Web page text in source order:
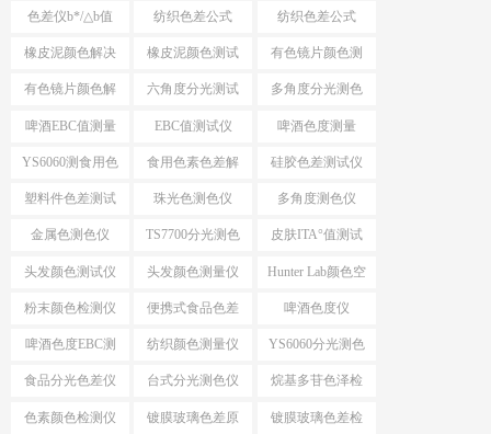
试 试仪
色差仪b*/△b值 纺织色差公式
ΔE*CMC
纺织色差公式
△E*94
橡皮泥颜色解决
方案
橡皮泥颜色测试
仪
有色镜片颜色测
量
有色镜片颜色解
决方案
六角度分光测试 多角度分光测色
仪
啤酒EBC值测量 EBC值测试仪 啤酒色度测量
YS6060测食用色
素颜色
食用色素色差解
决方案
硅胶色差测试仪
塑料件色差测试
仪
珠光色测色仪 多角度测色仪
金属色测色仪 TS7700分光测色
测ITA°值
皮肤ITA°值测试
仪
头发颜色测试仪 头发颜色测量仪 Hunter Lab颜色空
间
粉末颜色检测仪 便携式食品色差
仪
啤酒色度仪
啤酒色度EBC测
量仪
纺织颜色测量仪 YS6060分光测色
仪
食品分光色差仪 台式分光测色仪
应用
烷基多苷色泽检
测仪
色素颜色检测仪 镀膜玻璃色差原 镀膜玻璃色差检